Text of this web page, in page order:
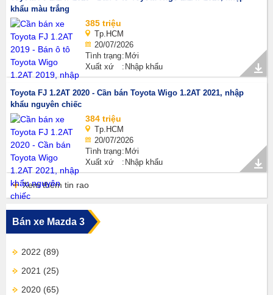
khẩu màu trắng
385 triệu
Tp.HCM
20/07/2026
Tình trạng Mới
Xuất xứ
Nhập khẩu
Toyota FJ 1.2AT 2020 - Cần bán Toyota Wigo 1.2AT 2021, nhập
khẩu nguyên chiếc
384 triệu
Tp.HCM
20/07/2026
Tình trạng Mới
Xuất xứ
Nhập khẩu
Xem thêm tin rao
Bán xe Mazda 3
2022 (89)
2021 (25)
2020 (65)